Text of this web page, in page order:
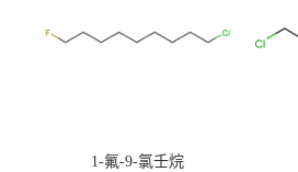
1-氟-9-氯壬烷